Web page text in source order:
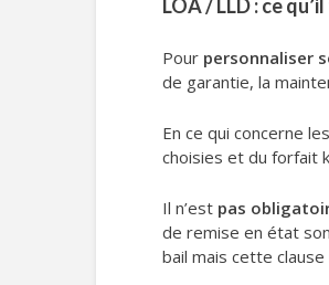
LOA / LLD : ce
Pour personnaliser
de garantie, la
En ce qui concerne les
choisies et du forfait
Il n’est pas
de remise en état
bail mais cette clause